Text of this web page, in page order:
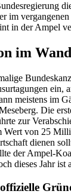
im
in der Ampel
im
ein,
meistens im
Die
zur
Wert von 25
dienen
der Ampel-
dieses Jahr ist